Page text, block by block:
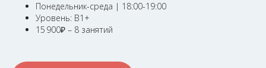
Понедельник-среда | 18:00-19:00
Уровень: В1+
15 900₽ – 8 занятий